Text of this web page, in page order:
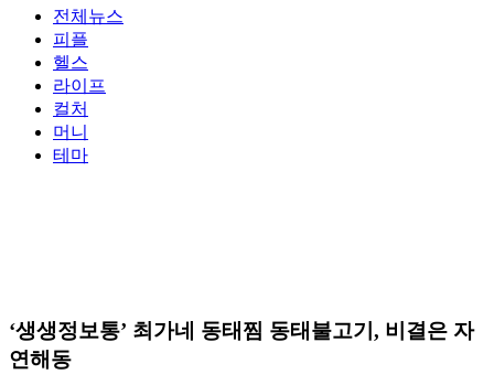
전체뉴스
피플
헬스
라이프
컬처
머니
테마
‘생생정보통’ 최가네 동태찜 동태불고기, 비결은 자
연해동